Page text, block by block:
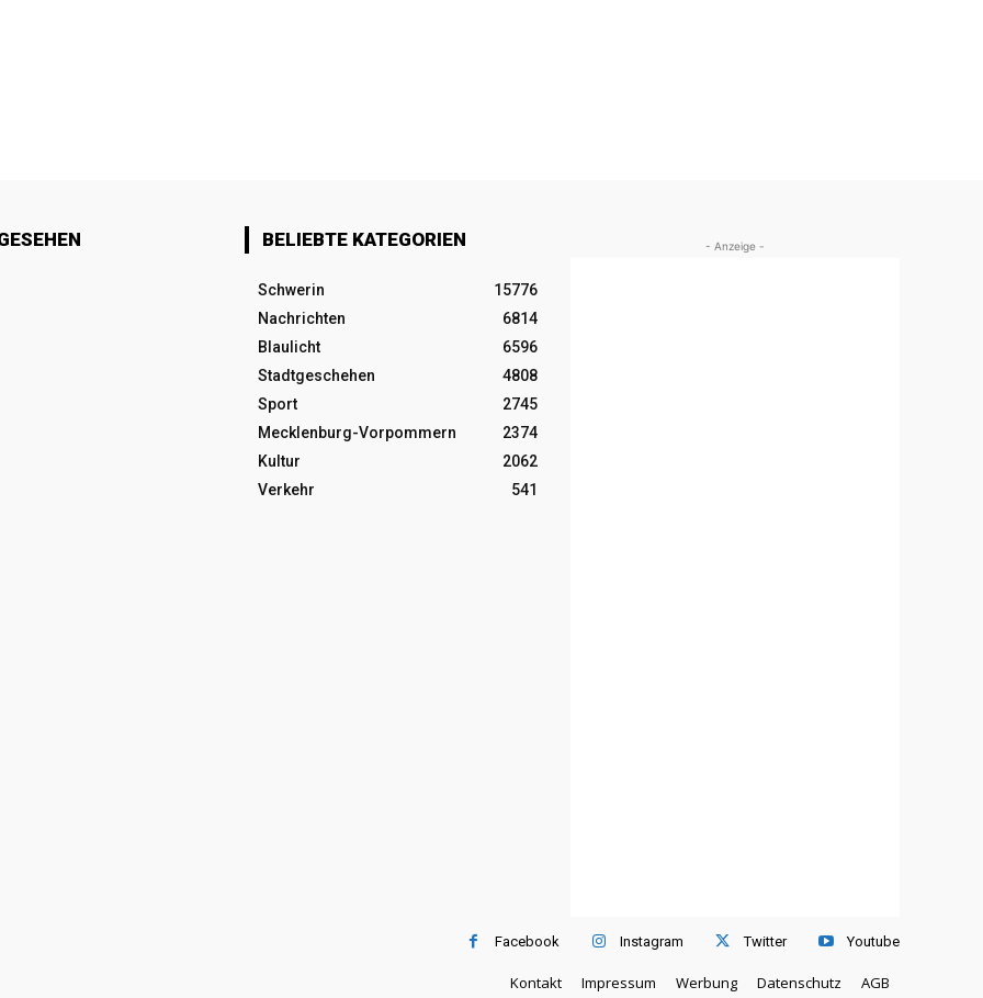
BELIEBTE KATEGORIEN
Schwerin
15776
Nachrichten
6814
Blaulicht
6596
Stadtgeschehen
4808
Sport
2745
Mecklenburg-Vorpommern
2374
Kultur
2062
Verkehr
541
- Anzeige -
Facebook Instagram Twitter Youtube
Kontakt Impressum Werbung Datenschutz AGB